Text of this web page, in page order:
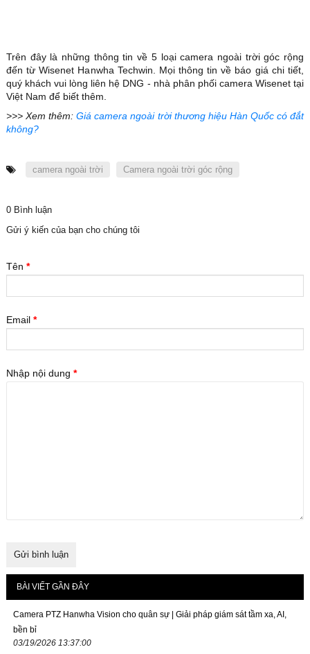
Trên đây là những thông tin về 5 loại camera ngoài trời góc rộng
đến từ Wisenet Hanwha Techwin. Mọi thông tin về báo giá chi tiết,
quý khách vui lòng liên hệ DNG - nhà phân phối camera Wisenet tại
Việt Nam để biết thêm.
>>> Xem thêm:Giá camera ngoài trời thương hiệu Hàn Quốc có đắt
không?
camera ngoài trời Camera ngoài trời góc rộng
0 Bình luận
Gửi ý kiến của bạn cho chúng tôi
Tên *
Email *
Nhập nội dung *
BÀI VIẾT GẦN ĐÂY
Camera PTZ Hanwha Vision cho quân sự | Giải pháp giám sát tầm xa, AI,
bền bỉ
03/19/2026 13:37:00